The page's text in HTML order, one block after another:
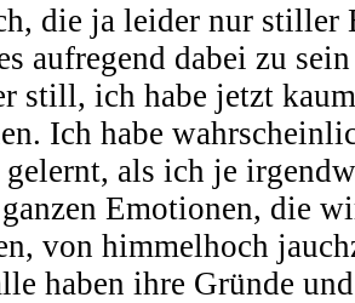
die ja leider nur stiller
aufregend dabei zu
still, ich habe jetzt
Ich habe
als ich je
Emotionen, die
von himmelhoch
haben ihre Gründe